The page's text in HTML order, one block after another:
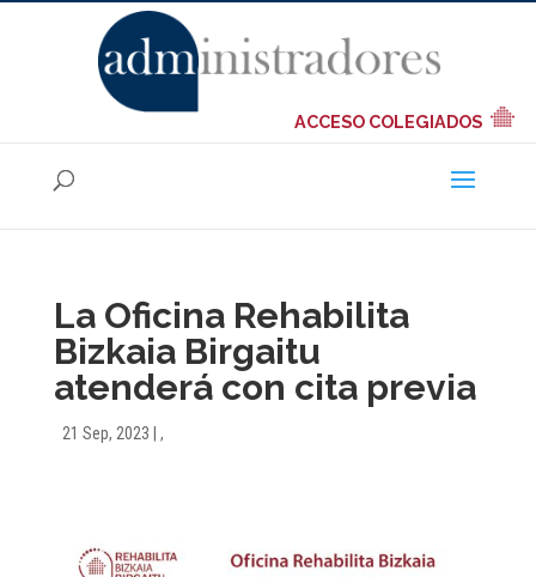
ACCESO COLEGIADOS
La Oficina Rehabilita
Bizkaia Birgaitu
atenderá con cita previa
21 Sep, 2023 ,